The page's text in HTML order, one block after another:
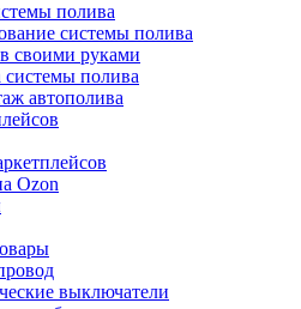
полива
системы полива
своими руками
системы полива
автополива
Ozon
выключатели